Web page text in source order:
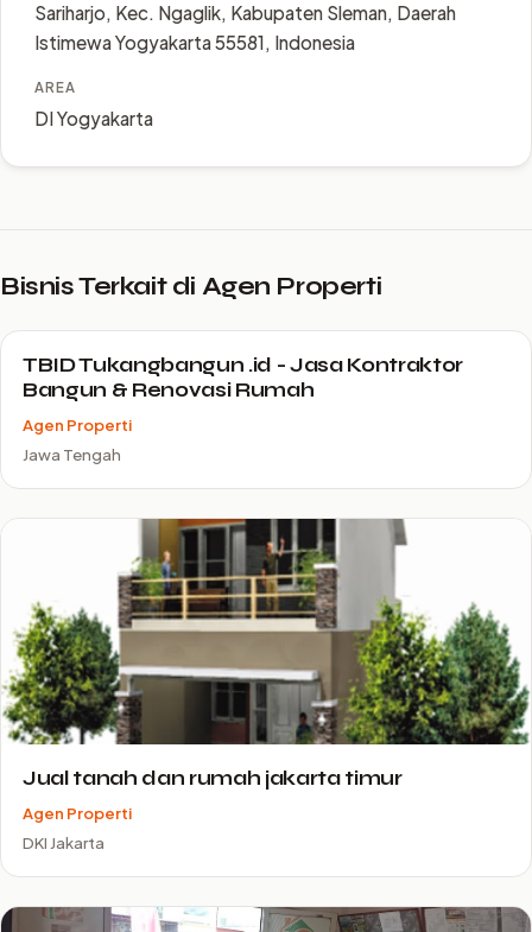
Sariharjo, Kec. Ngaglik, Kabupaten Sleman, Daerah
Istimewa Yogyakarta 55581, Indonesia
AREA
DI Yogyakarta
Bisnis Terkait di Agen Properti
TBID Tukangbangun .id - Jasa Kontraktor
Bangun & Renovasi Rumah
Agen Properti
Jawa Tengah
Jual tanah dan rumah jakarta timur
Agen Properti
DKI Jakarta